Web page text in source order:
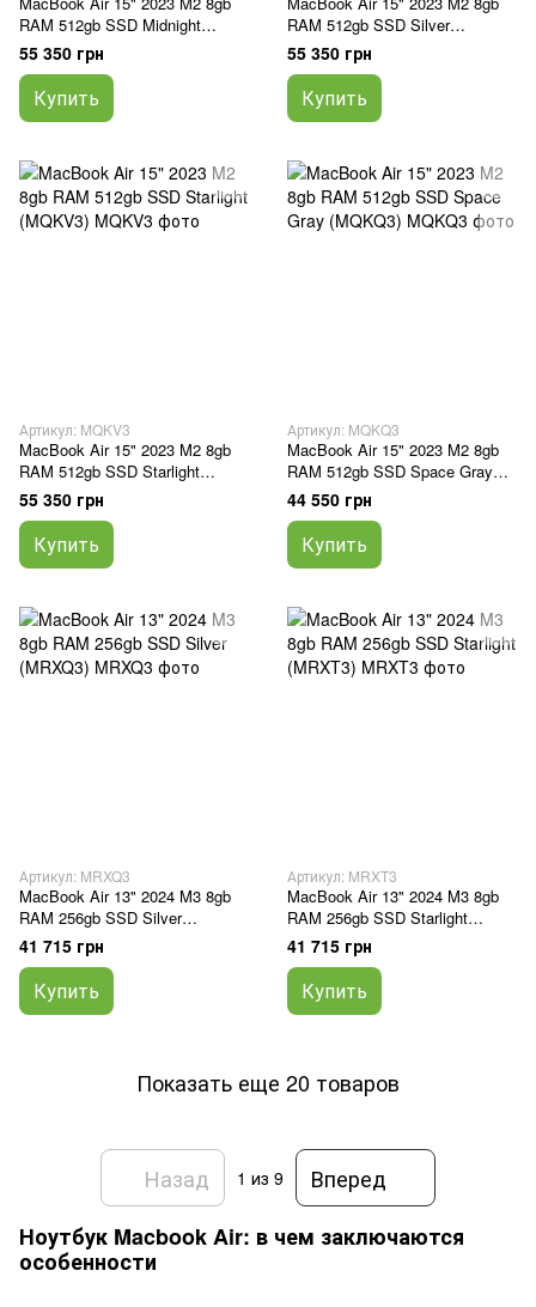
RAM 512gb SSD Midnight
(MQKX3)
55 350 грн
Купить
RAM 512gb SSD Silver
(MQKT3)
55 350 грн
Купить
Артикул: MQKV3
MacBook Air 15" 2023 M2 8gb
RAM 512gb SSD Starlight
(MQKV3)
55 350 грн
Купить
Артикул: MQKQ3
MacBook Air 15" 2023 M2 8gb
RAM 512gb SSD Space Gray
(MQKQ3)
44 550 грн
Купить
Артикул: MRXQ3
MacBook Air 13" 2024 M3 8gb
RAM 256gb SSD Silver
(MRXQ3)
41 715 грн
Купить
Артикул: MRXT3
MacBook Air 13" 2024 M3 8gb
RAM 256gb SSD Starlight
(MRXT3)
41 715 грн
Купить
Показать еще 20 товаров
Назад 1 из 9
Вперед
Ноутбук Macbook Air: в чем заключаются
особенности